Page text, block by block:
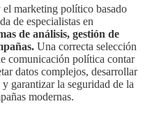
marketing político basado
de especialistas en
de análisis, gestión de
Una correcta selección
comunicación política contar
datos complejos, desarrollar
garantizar la seguridad de la
modernas.